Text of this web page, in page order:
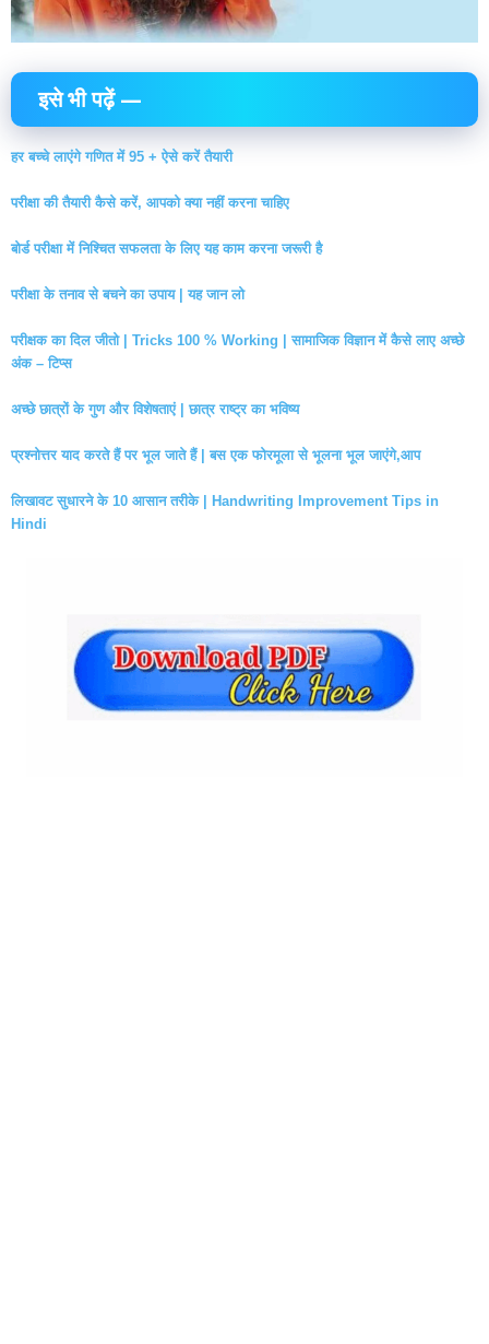
इसे भी पढ़ें —
हर बच्चे लाएंगे गणित में 95 + ऐसे करें तैयारी
परीक्षा की तैयारी कैसे करें, आपको क्या नहीं करना चाहिए
बोर्ड परीक्षा में निश्चित सफलता के लिए यह काम करना जरूरी है
परीक्षा के तनाव से बचने का उपाय | यह जान लो
परीक्षक का दिल जीतो | Tricks 100 % Working | सामाजिक विज्ञान में कैसे लाए अच्छे
अंक – टिप्स
अच्छे छात्रों के गुण और विशेषताएं | छात्र राष्ट्र का भविष्य
प्रश्नोत्तर याद करते हैं पर भूल जाते हैं | बस एक फोरमूला से भूलना भूल जाएंगे,आप
लिखावट सुधारने के 10 आसान तरीके | Handwriting Improvement Tips in
Hindi